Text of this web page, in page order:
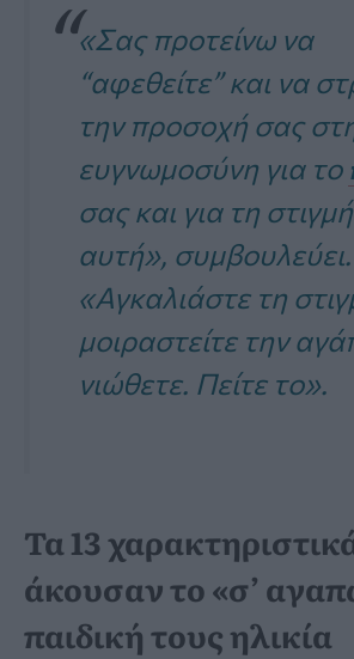
«Σας προτείνω να
“αφεθείτε” και να
την προσοχή σας
ευγνωμοσύνη για το
σας και για τη στιγμή
αυτή», συμβουλεύει.
«Αγκαλιάστε τη
μοιραστείτε την
νιώθετε. Πείτε το».
Τα 13
άκουσαν το «σ’
παιδική τους ηλικία